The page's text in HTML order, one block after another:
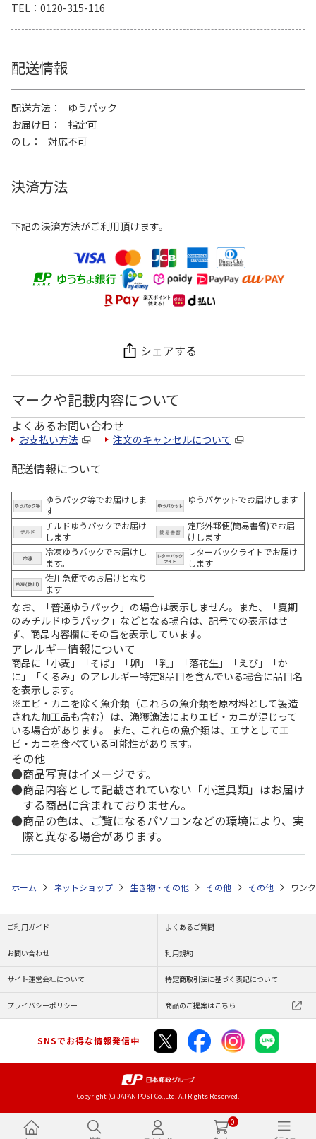
0
TEL
0120-315-116
配送情報
配送方法
ゆうパック
お届け日
指定可
のし
対応不可
決済方法
下記の決済方法がご利用頂けます。
シェアする
マークや記載内容について
よくあるお問い合わせ
お支払い方法 注文のキャンセルについて
配送情報について
ゆうパック等でお届けしま
す
ゆうパケットでお届けします
チルドゆうパックでお届け
します
定形外郵便(簡易書留)でお届
けします
冷凍ゆうパックでお届けし
ます。
レターパックライトでお届け
します
佐川急便でのお届けとなり
ます
なお、「普通ゆうパック」の場合は表示しません。また、「夏期
のみチルドゆうパック」などとなる場合は、記号での表示はせ
ず、商品内容欄にその旨を表示しています。
アレルギー情報について
商品に「小麦」「そば」「卵」「乳」「落花生」「えび」「か
に」「くるみ」のアレルギー特定8品目を含んでいる場合に品目名
を表示します。
※エビ・カニを除く魚介類（これらの魚介類を原材料として製造
された加工品も含む）は、漁獲漁法によりエビ・カニが混じって
いる場合があります。 また、これらの魚介類は、エサとしてエ
ビ・カニを食べている可能性があります。
その他
商品写真はイメージです。
商品内容として記載されていない「小道具類」はお届け
する商品に含まれておりません。
商品の色は、ご覧になるパソコンなどの環境により、実
際と異なる場合があります。
ホーム ネットショップ 生き物・その他 その他 その他 ワン
ご利用ガイド よくあるご質問
お問い合わせ 利用規約
サイト運営会社について 特定商取引法に基づく表記について
プライバシーポリシー 商品のご提案はこちら
SNSでお得な情報発信中
Copyright (C) JAPAN POST Co.,Ltd. All Rights Reserved.